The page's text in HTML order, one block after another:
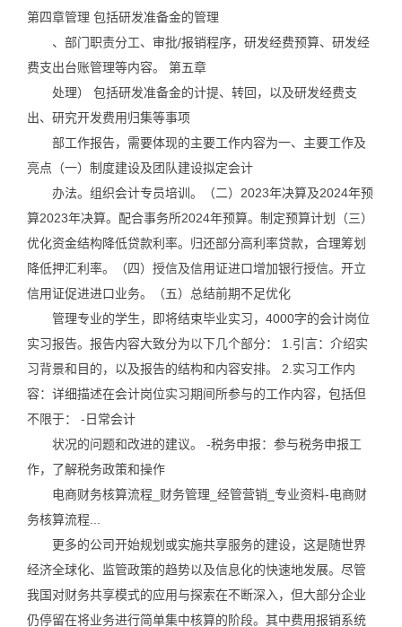
第四章管理 包括研发准备金的管理
、部门职责分工、审批/报销程序，研发经费预算、研发经
费支出台账管理等内容。 第五章
处理） 包括研发准备金的计提、转回，以及研发经费支
出、研究开发费用归集等事项
部工作报告，需要体现的主要工作内容为一、主要工作及
亮点（一）制度建设及团队建设拟定会计
办法。组织会计专员培训。（二）2023年决算及2024年预
算2023年决算。配合事务所2024年预算。制定预算计划（三）
优化资金结构降低贷款利率。归还部分高利率贷款，合理筹划
降低押汇利率。（四）授信及信用证进口增加银行授信。开立
信用证促进进口业务。（五）总结前期不足优化
管理专业的学生，即将结束毕业实习，4000字的会计岗位
实习报告。报告内容大致分为以下几个部分： 1.引言：介绍实
习背景和目的，以及报告的结构和内容安排。 2.实习工作内
容：详细描述在会计岗位实习期间所参与的工作内容，包括但
不限于： -日常会计
状况的问题和改进的建议。 -税务申报：参与税务申报工
作，了解税务政策和操作
电商财务核算流程_财务管理_经管营销_专业资料-电商财
务核算流程...
更多的公司开始规划或实施共享服务的建设，这是随世界
经济全球化、监管政策的趋势以及信息化的快速地发展。尽管
我国对财务共享模式的应用与探索在不断深入，但大部分企业
仍停留在将业务进行简单集中核算的阶段。其中费用报销系统